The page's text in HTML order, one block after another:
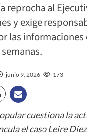
reprocha al
y exige
las informaciones
junio 9, 2026 173
cuestiona la
el caso Leire